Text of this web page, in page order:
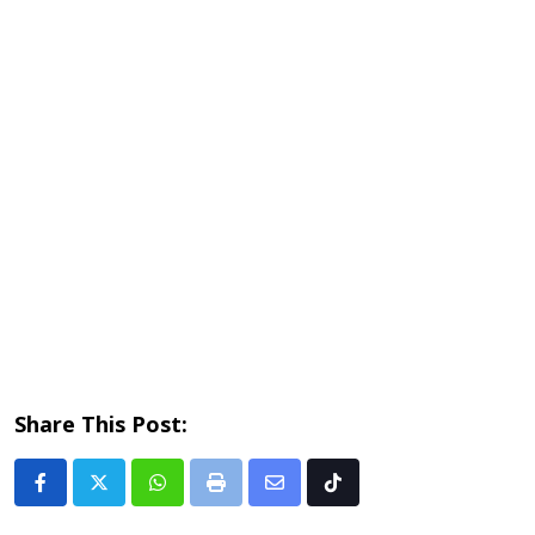
Share This Post:
Whatsapp
Print
Share Tiktok